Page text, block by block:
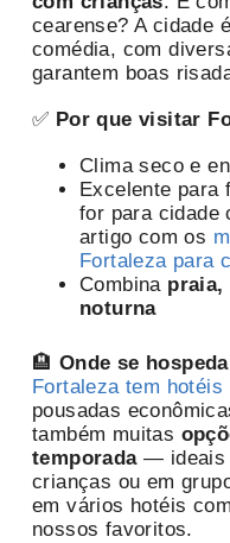
cearense? A cidade
comédia, com
garantem boas
✅ Por que visitar
Clima seco e
Excelente para
for para cidade
artigo com os
Fortaleza para
Combina praia,
noturna
🏨 Onde se
Fortaleza tem
pousadas
também muitas
temporada— ideais
crianças ou em
em vários hotéis
nossos favoritos.